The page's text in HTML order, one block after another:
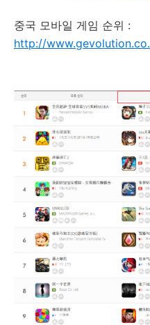
중국 모바일 게임 순위 :
http://